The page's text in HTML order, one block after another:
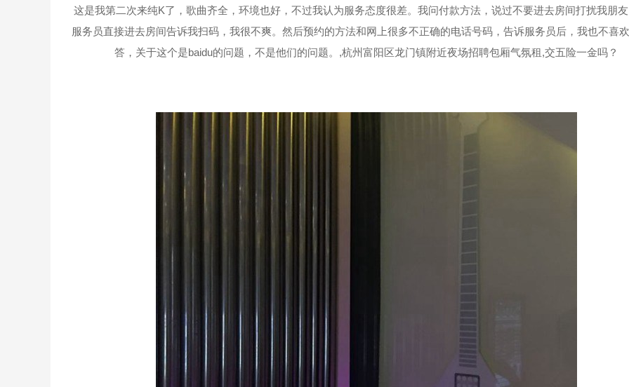
这是我第二次来纯K了，歌曲齐全，环境也好，不过我认为服务态度很差。我问付款方法，说过不要进去房间打扰我朋
服务员直接进去房间告诉我扫码，我很不爽。然后预约的方法和网上很多不正确的电话号码，告诉服务员后，我也不喜
答，关于这个是baidu的问题，不是他们的问题。,杭州富阳区龙门镇附近夜场招聘包厢气氛租,交五险一金吗？